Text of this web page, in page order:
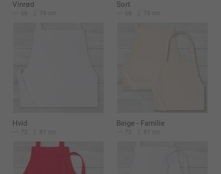
Vinrød
68 79 cm
Sort
68 79 cm
Hvid
72 81 cm
Beige - Familie
72 81 cm